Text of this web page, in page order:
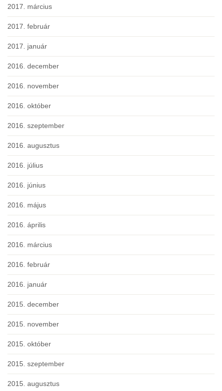
2017. március
2017. február
2017. január
2016. december
2016. november
2016. október
2016. szeptember
2016. augusztus
2016. július
2016. június
2016. május
2016. április
2016. március
2016. február
2016. január
2015. december
2015. november
2015. október
2015. szeptember
2015. augusztus